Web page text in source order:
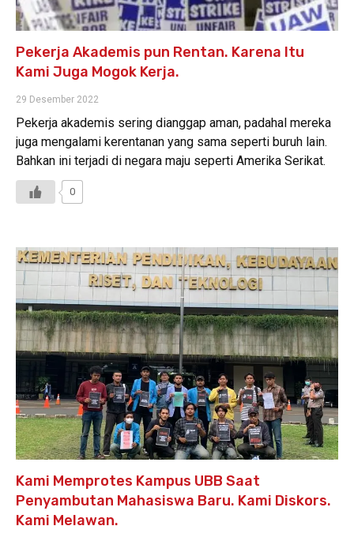
Pekerja Akademis pun Rentan. Karena Itu
Kami Juga Mogok Kerja.
29 Desember 2022
Pekerja akademis sering dianggap aman, padahal mereka
juga mengalami kerentanan yang sama seperti buruh lain.
Bahkan ini terjadi di negara maju seperti Amerika Serikat.
0
Kami Memprotes Kampus UBB Saat
Penyambutan Mahasiswa Baru. Kami Diskors.
Kami Melawan.